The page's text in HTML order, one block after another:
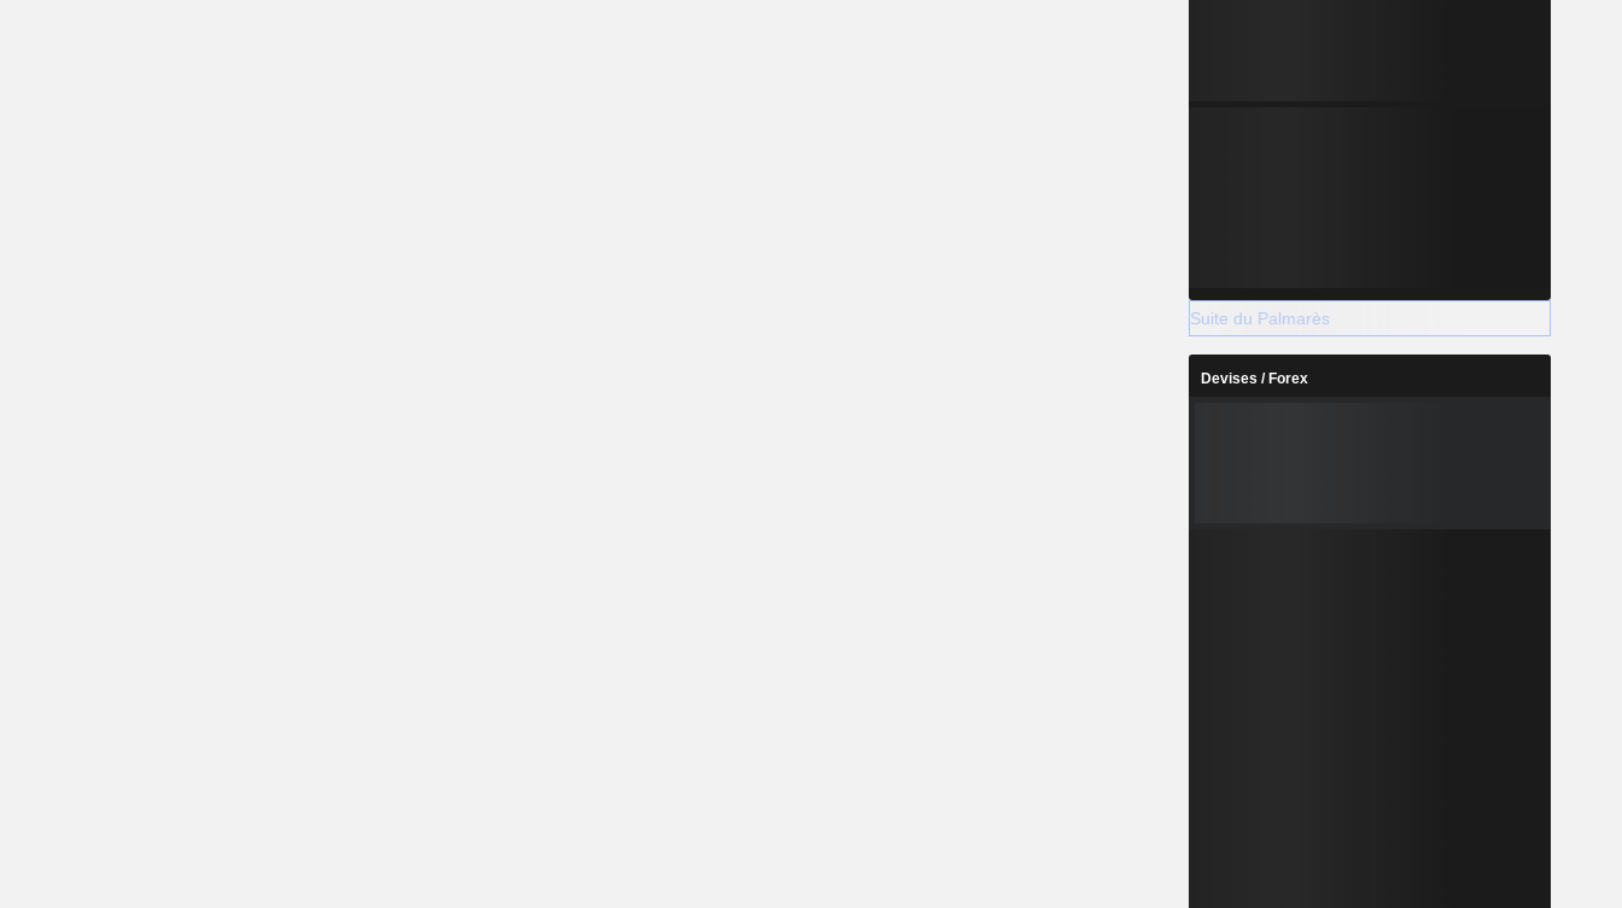
Suite du Palmarès
Devises / Forex